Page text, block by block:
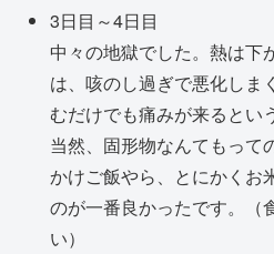
3日目～4日目
中々の地獄でした。熱は下
は、咳のし過ぎで悪化しま
むだけでも痛みが来るとい
当然、固形物なんてもって
かけご飯やら、とにかくお
のが一番良かったです。（
い）